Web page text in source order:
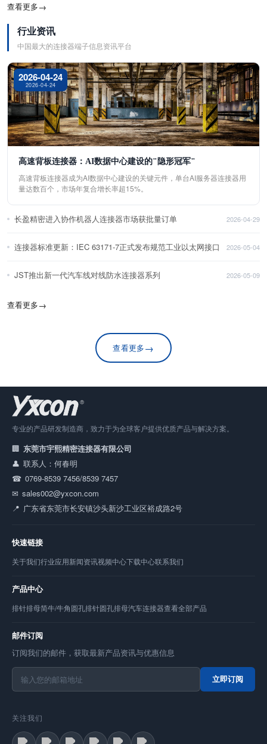
查看更多→
行业资讯
中国最大的连接器端子信息资讯平台
2026-04-24
2026-04-24
高速背板连接器：AI数据中心建设的"隐形冠军"
高速背板连接器成为AI数据中心建设的关键元件，单台AI服务器连接器用
量达数百个，市场年复合增长率超15%。
长盈精密进入协作机器人连接器市场获批量订单 2026-04-29
连接器标准更新：IEC 63171-7正式发布规范工业以太网接口 2026-05-04
JST推出新一代汽车线对线防水连接器系列 2026-05-09
查看更多→
查看更多→
专业的产品研发制造商，致力于为全球客户提供优质产品与解决方案。
东莞市宇熙精密连接器有限公司
联系人：何春明
0769-8539 7456/8539 7457
sales002@yxcon.com
广东省东莞市长安镇沙头新沙工业区裕成路2号
快速链接
关于我们行业应用新闻资讯视频中心下载中心联系我们
产品中心
排针排母简牛/牛角圆孔排针圆孔排母汽车连接器查看全部产品
邮件订阅
订阅我们的邮件，获取最新产品资讯与优惠信息
立即订阅
关注我们